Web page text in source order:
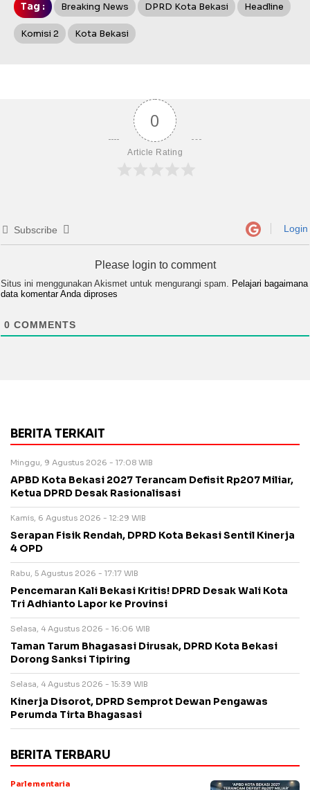
Tag : Breaking News DPRD Kota Bekasi Headline
Komisi 2 Kota Bekasi
0
Article Rating
Subscribe Login
Please login to comment
Situs ini menggunakan Akismet untuk mengurangi spam. Pelajari bagaimana
data komentar Anda diproses
0 COMMENTS
BERITA TERKAIT
Minggu, 9 Agustus 2026 - 17:08 WIB
APBD Kota Bekasi 2027 Terancam Defisit Rp207 Miliar,
Ketua DPRD Desak Rasionalisasi
Kamis, 6 Agustus 2026 - 12:29 WIB
Serapan Fisik Rendah, DPRD Kota Bekasi Sentil Kinerja
4 OPD
Rabu, 5 Agustus 2026 - 17:17 WIB
Pencemaran Kali Bekasi Kritis! DPRD Desak Wali Kota
Tri Adhianto Lapor ke Provinsi
Selasa, 4 Agustus 2026 - 16:06 WIB
Taman Tarum Bhagasasi Dirusak, DPRD Kota Bekasi
Dorong Sanksi Tipiring
Selasa, 4 Agustus 2026 - 15:39 WIB
Kinerja Disorot, DPRD Semprot Dewan Pengawas
Perumda Tirta Bhagasasi
BERITA TERBARU
Parlementaria